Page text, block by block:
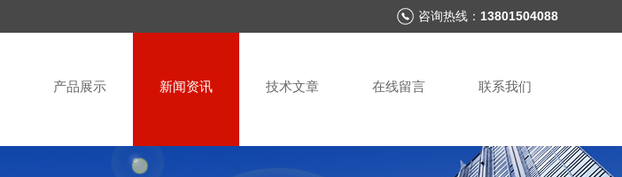
咨询热线： 13801504088
产品展示 新闻资讯 技术文章 在线留言 联系我们